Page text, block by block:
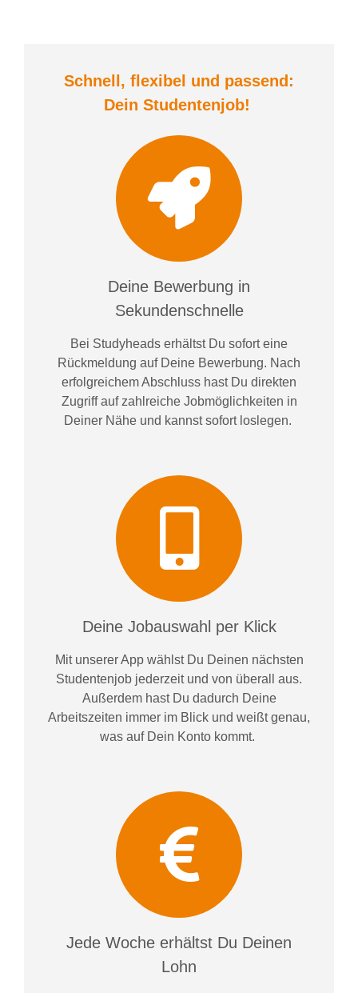
Schnell, flexibel und passend:
Dein Studentenjob!
Deine Bewerbung in
Sekundenschnelle
Bei Studyheads erhältst Du sofort eine
Rückmeldung auf Deine Bewerbung. Nach
erfolgreichem Abschluss hast Du direkten
Zugriff auf zahlreiche Jobmöglichkeiten in
Deiner Nähe und kannst sofort loslegen.
Deine Jobauswahl per Klick
Mit unserer App wählst Du Deinen nächsten
Studentenjob jederzeit und von überall aus.
Außerdem hast Du dadurch Deine
Arbeitszeiten immer im Blick und weißtgenau,
was auf Dein Konto kommt.
Jede Woche erhältst Du Deinen
Lohn